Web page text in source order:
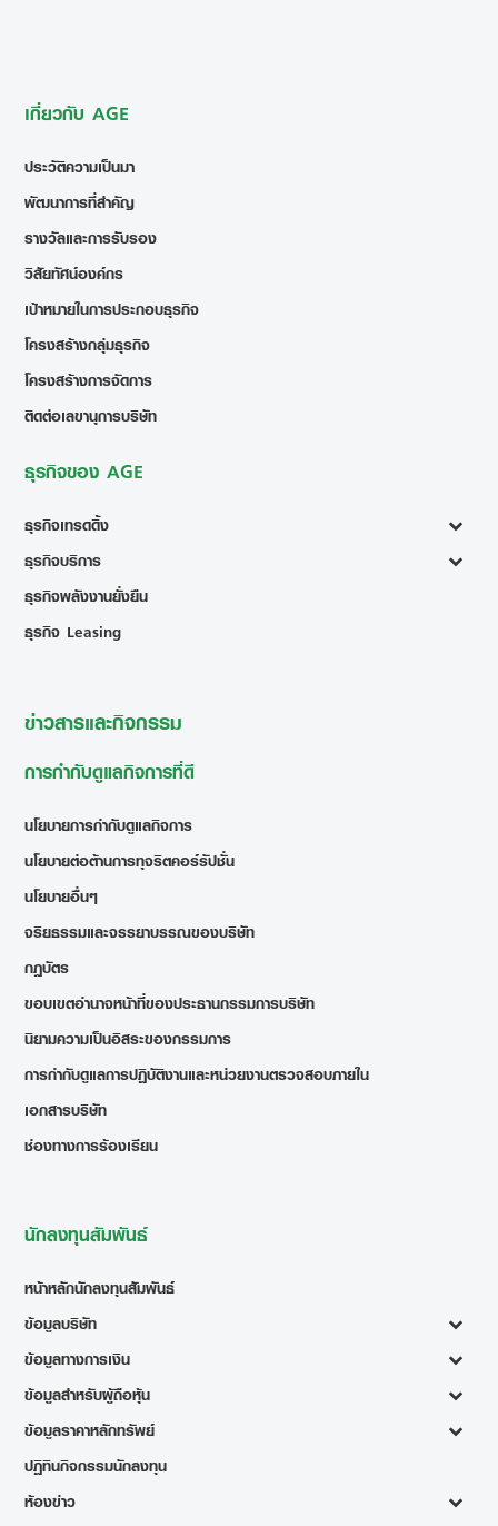
เกี่ยวกับ AGE
ประวัติความเป็นมา
พัฒนาการที่สำคัญ
รางวัลและการรับรอง
วิสัยทัศน์องค์กร
เป้าหมายในการประกอบธุรกิจ
โครงสร้างกลุ่มธุรกิจ
โครงสร้างการจัดการ
ติดต่อเลขานุการบริษัท
ธุรกิจของ AGE
ธุรกิจเทรดดิ้ง
ธุรกิจบริการ
ธุรกิจพลังงานยั่งยืน
ธุรกิจ Leasing
ข่าวสารและกิจกรรม
การกำกับดูแลกิจการที่ดี
นโยบายการกำกับดูแลกิจการ
นโยบายต่อต้านการทุจริตคอร์รัปชั่น
นโยบายอื่นๆ
จริยธรรมและจรรยาบรรณของบริษัท
กฎบัตร
ขอบเขตอำนาจหน้าที่ของประธานกรรมการบริษัท
นิยามความเป็นอิสระของกรรมการ
การกำกับดูแลการปฏิบัติงานและหน่วยงานตรวจสอบภายใน
เอกสารบริษัท
ช่องทางการร้องเรียน
นักลงทุนสัมพันธ์
หน้าหลักนักลงทุนสัมพันธ์
ข้อมูลบริษัท
ข้อมูลทางการเงิน
ข้อมูลสำหรับผู้ถือหุ้น
ข้อมูลราคาหลักทรัพย์
ปฏิทินกิจกรรมนักลงทุน
ห้องข่าว